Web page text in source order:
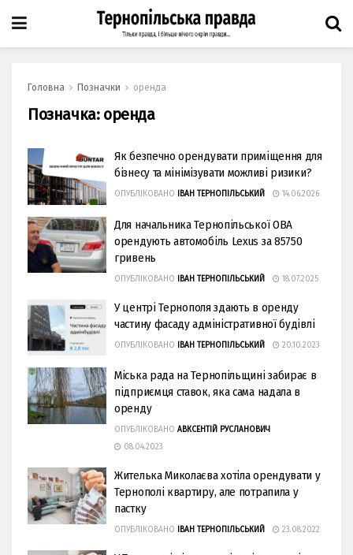
Головна Позначки оренда
Позначка: оренда
Як безпечно орендувати приміщення для
бізнесу та мінімізувати можливі ризики?
ОПУБЛІКОВАНО ІВАН ТЕРНОПІЛЬСЬКИЙ 14.06.2026
Для начальника Тернопільської ОВА
орендують автомобіль Lexus за 85750
гривень
ОПУБЛІКОВАНО ІВАН ТЕРНОПІЛЬСЬКИЙ 18.07.2025
У центрі Тернополя здають в оренду
частину фасаду адміністративної будівлі
ОПУБЛІКОВАНО ІВАН ТЕРНОПІЛЬСЬКИЙ 20.10.2023
Міська рада на Тернопільщині забирає в
підприємця ставок, яка сама надала в
оренду
ОПУБЛІКОВАНО АВКСЕНТІЙ РУСЛАНОВИЧ
08.04.2023
Жителька Миколаєва хотіла орендувати у
Тернополі квартиру, але потрапила у
пастку
ОПУБЛІКОВАНО ІВАН ТЕРНОПІЛЬСЬКИЙ 23.08.2022